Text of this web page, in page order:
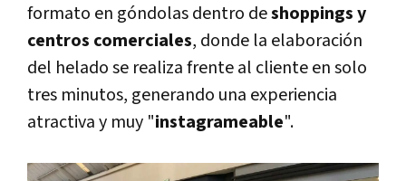
formato en góndolas dentro deshoppings y
centros comerciales, donde la elaboración
del helado se realiza frente al cliente en solo
tres minutos, generando una experiencia
atractiva y muy "instagrameable".